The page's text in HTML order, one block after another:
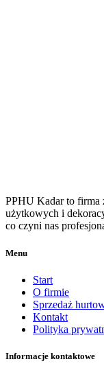
PPHU Kadar to firma
użytkowych i
co czyni nas
Menu
Start
O firmie
Sprzedaż
Kontakt
Polityka
Informacje kontaktowe